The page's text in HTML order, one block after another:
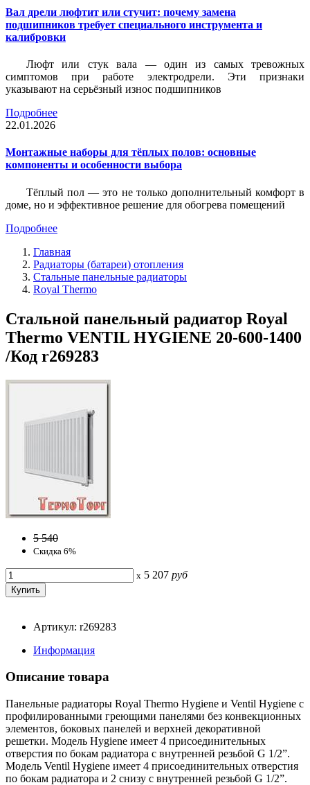
Вал дрели люфтит или стучит: почему замена
подшипников требует специального инструмента и
калибровки
Люфт или стук вала — один из самых тревожных
симптомов при работе электродрели. Эти признаки
указывают на серьёзный износ подшипников
Подробнее
22.01.2026
Монтажные наборы для тёплых полов: основные
компоненты и особенности выбора
Тёплый пол — это не только дополнительный комфорт в
доме, но и эффективное решение для обогрева помещений
Подробнее
Главная
Радиаторы (батареи) отопления
Стальные панельные радиаторы
Royal Thermo
Стальной панельный радиатор Royal
Thermo VENTIL HYGIENE 20-600-1400
/Код r269283
5 540
Скидка 6%
x 5 207 руб
Артикул: r269283
Информация
Описание товара
Панельные радиаторы Royal Thermo Hygiene и Ventil Hygiene с
профилированными греющими панелями без конвекционных
элементов, боковых панелей и верхней декоративной
решетки. Модель Hygiene имеет 4 присоединительных
отверстия по бокам радиатора с внутренней резьбой G 1/2”.
Модель Ventil Hygiene имеет 4 присоединительных отверстия
по бокам радиатора и 2 снизу с внутренней резьбой G 1/2”.